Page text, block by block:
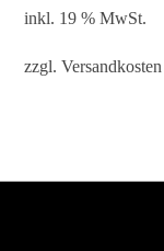
inkl. 19 % MwSt.
zzgl.Versandkosten